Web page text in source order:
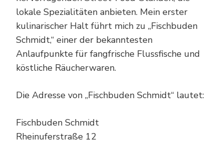
lokale Spezialitäten anbieten. Mein erster
kulinarischer Halt führt mich zu „Fischbuden
Schmidt,“ einer der bekanntesten
Anlaufpunkte für fangfrische Flussfische und
köstliche Räucherwaren.
Die Adresse von „Fischbuden Schmidt“ lautet:
Fischbuden Schmidt
Rheinuferstraße 12